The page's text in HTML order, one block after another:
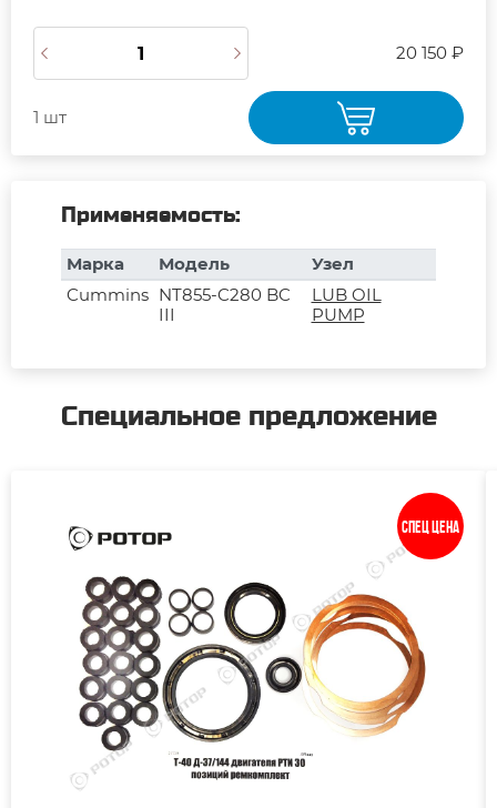
20 150 ₽
1 шт
Применяемость:
Марка Модель
Узел
Cummins NT855-C280 BC
III
LUB OIL
PUMP
Специальное предложение
Спец цена